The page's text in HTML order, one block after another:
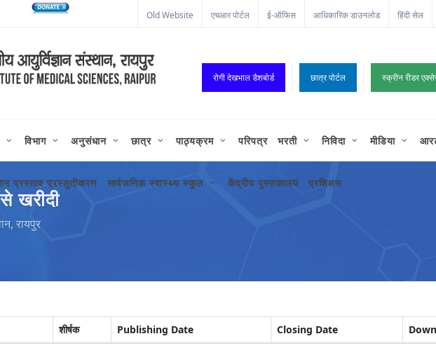
Old Website एचआर पोर्टल ई-ऑफिस आधिकारिक डाउनलोड हिंदी सेल
रोगी देखभाल डैशबोर्ड छात्र पोर्टल स्क्रीन रीडर
विभाग अनुसंधान छात्र पाठ्यक्रम परिपत्र भरती निविदा मीडिया
प्रस्ताव प्रस्तुतीकरण सार्वजनिक स्वास्थ्य स्कूल केंद्रीय पुस्तकालय प्रशिक्षण
खरीदी
रायपुर
शीर्षक Publishing Date Closing Date